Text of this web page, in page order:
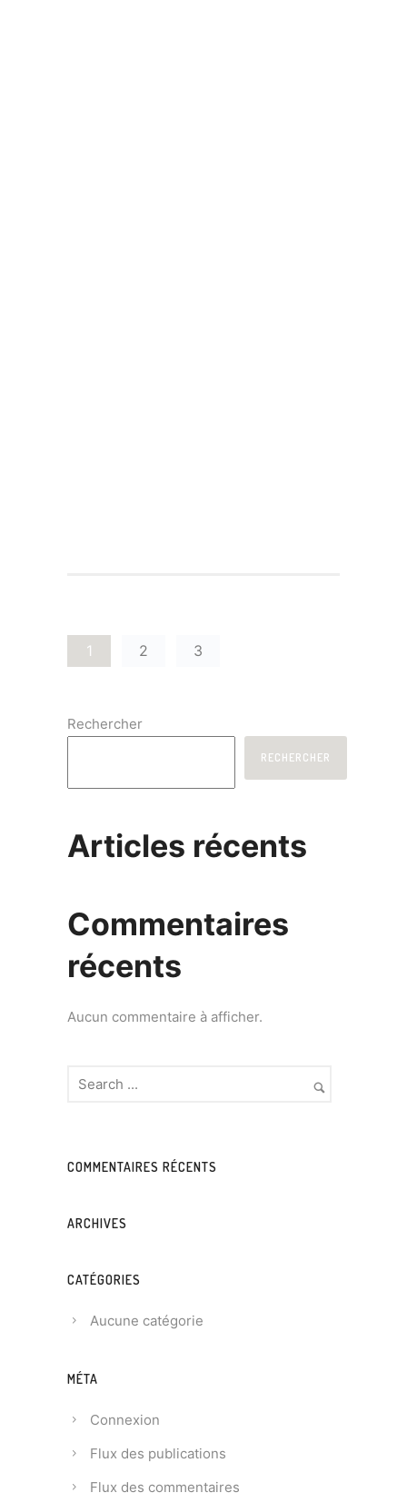
1 2 3
Rechercher
RECHERCHER
Articles récents
Commentaires
récents
Aucun commentaire à afficher.
COMMENTAIRES RÉCENTS
ARCHIVES
CATÉGORIES
Aucune catégorie
MÉTA
Connexion
Flux des publications
Flux des commentaires